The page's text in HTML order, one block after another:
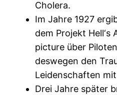
Cholera.
Im Jahre 1927
dem Projekt Hell‘s
picture über
deswegen den
Leidenschaften
Drei Jahre später